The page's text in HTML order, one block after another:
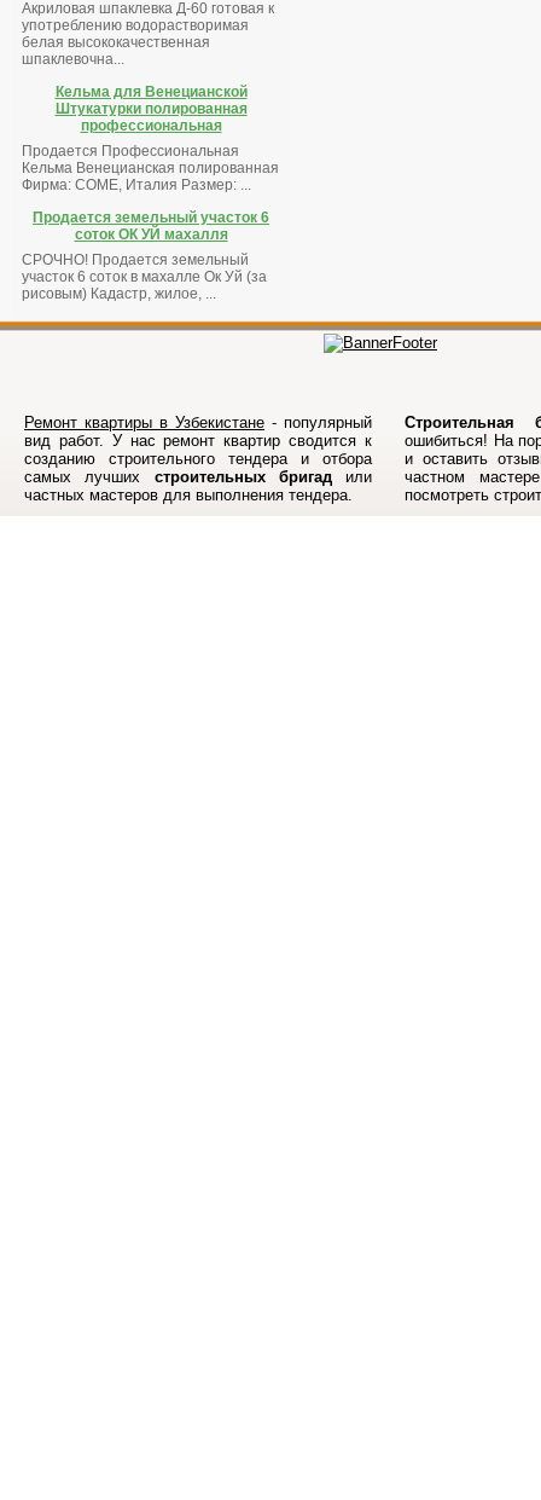
Акриловая шпаклевка Д-60 готовая к
употреблению водорастворимая
белая высококачественная
шпаклевочна...
Кельма для Венецианской
Штукатурки полированная
профессиональная
Продается Профессиональная
Кельма Венецианская полированная
Фирма: COME, Италия Размер: ...
Продается земельный участок 6
соток ОК УЙ махалля
СРОЧНО! Продается земельный
участок 6 соток в махалле Ок Уй (за
рисовым) Кадастр, жилое, ...
Ремонт квартиры в Узбекистане - популярный
вид работ. У нас ремонт квартир сводится к
созданию строительного тендера и отбора
самых лучших строительных бригадили
частных мастеров для выполнения тендера.
Строительная
ошибиться! На
и оставить
частном
посмотреть